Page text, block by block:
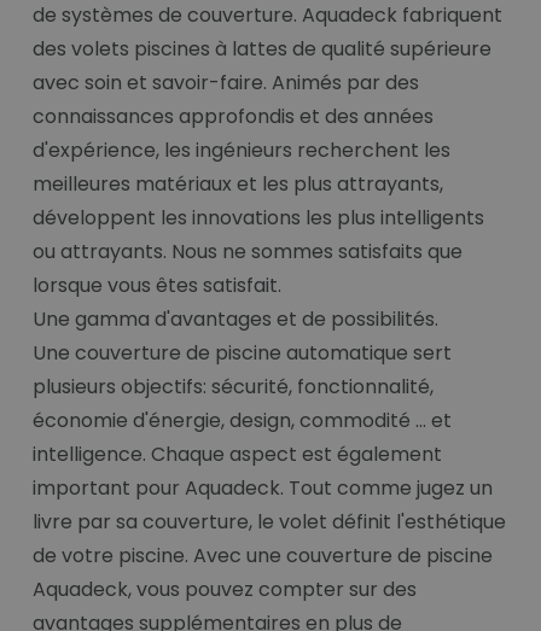
de systèmes de couverture. Aquadeck fabriquent
des volets piscines à lattes de qualité supérieure
avec soin et savoir-faire. Animés par des
connaissances approfondis et des années
d'expérience, les ingénieurs recherchent les
meilleures matériaux et les plus attrayants,
développent les innovations les plus intelligents
ou attrayants. Nous ne sommes satisfaits que
lorsque vous êtes satisfait.
Une gamma d'avantages et de possibilités.
Une couverture de piscine automatique sert
plusieurs objectifs: sécurité, fonctionnalité,
économie d'énergie, design, commodité ... et
intelligence. Chaque aspect est également
important pour Aquadeck. Tout comme jugez un
livre par sa couverture, le volet définit l'esthétique
de votre piscine. Avec une couverture de piscine
Aquadeck, vous pouvez compter sur des
avantages supplémentaires en plus de